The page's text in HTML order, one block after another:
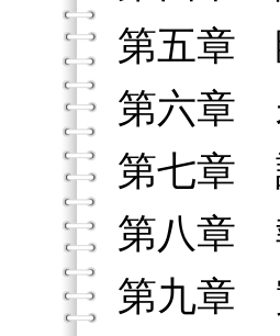
第五章
第六章
第七章
第八章
第九章